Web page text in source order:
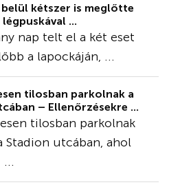
kétszer is meglőtte
...
nap telt el a két eset
a lapockáján, ...
tilosban parkolnak a
– Ellenőrzésekre ...
tilosban parkolnak
Stadion utcában, ahol
...